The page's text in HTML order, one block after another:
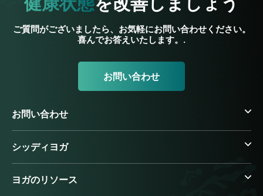
ご質問がございましたら、お気軽にお問い合わせください。
喜んでお答えいたします。.
お問い合わせ
お問い合わせ
シッディヨガ
ヨガのリソース